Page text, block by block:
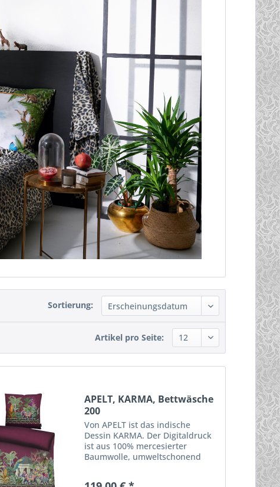
Sortierung:
Artikel pro Seite:
APELT, KARMA, Bettwäsche
200
Von APELT ist das indische
Dessin KARMA. Der Digitaldruck
ist aus 100% mercesierter
Baumwolle, umweltschonend